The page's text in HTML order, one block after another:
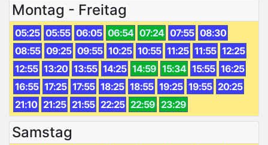
Montag - Freitag
05:25 05:55 06:05 06:54 07:24 07:55 08:30
08:55 09:25 09:55 10:25 10:55 11:25 11:55 12:25
12:55 13:20 13:55 14:25 14:59 15:34 15:55 16:25
16:55 17:25 17:55 18:25 18:55 19:25 19:55 20:25
21:10 21:25 21:55 22:25 22:59 23:29
Samstag